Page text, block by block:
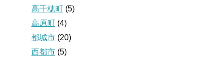
高千穂町 (5)
高原町 (4)
都城市 (20)
西都市 (5)